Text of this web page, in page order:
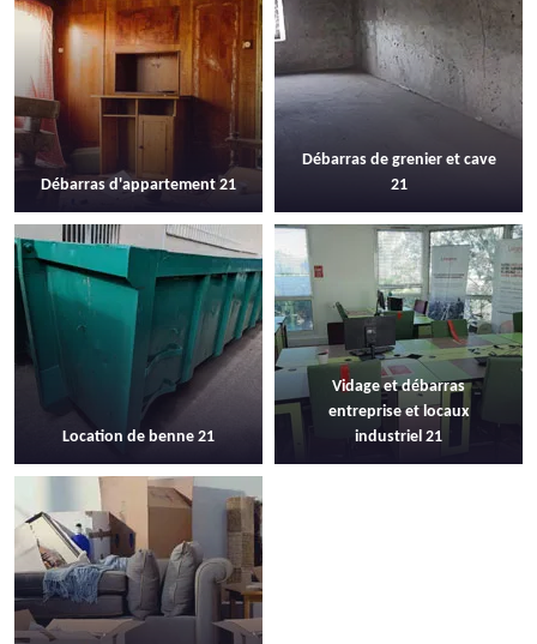
Débarras d'appartement 21
Débarras de grenier et cave
21
Location de benne 21
Vidage et débarras
entreprise et locaux
industriel 21